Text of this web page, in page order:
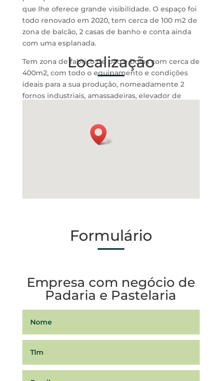
que lhe oferece grande visibilidade. O espaço foi
todo renovado em 2020, tem cerca de 100 m2 de
zona de balcão, 2 casas de banho e conta ainda
com uma esplanada.
Tem zona de fabrico de pão e bolos com cerca de
400m2, com todo o equipamento e condições
ideais para a sua produção, nomeadamente 2
fornos industriais, amassadeiras, elevador de
Valor do arrendamento 1500€/mês.
Localização
Formulário
Empresa com negócio de
Padaria e Pastelaria